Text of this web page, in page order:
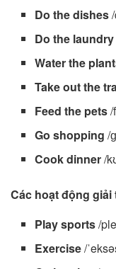
Do the dishes
Do the laundry
Water the
Take out the
Feed the pets/
Go shopping /
Cook dinner/
Các hoạt động giải
Play sports/
Exercise/